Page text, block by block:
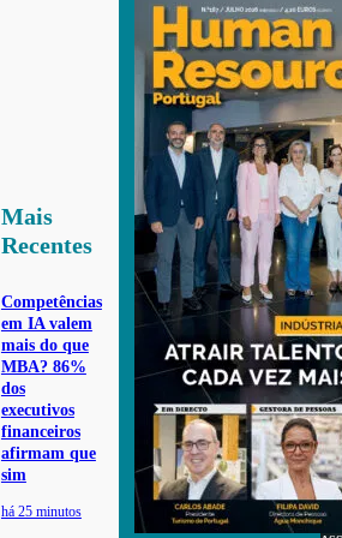
Mais
Recentes
Competências
em IA valem
mais do que
MBA? 86%
dos
executivos
financeiros
afirmam que
sim
há 25 minutos